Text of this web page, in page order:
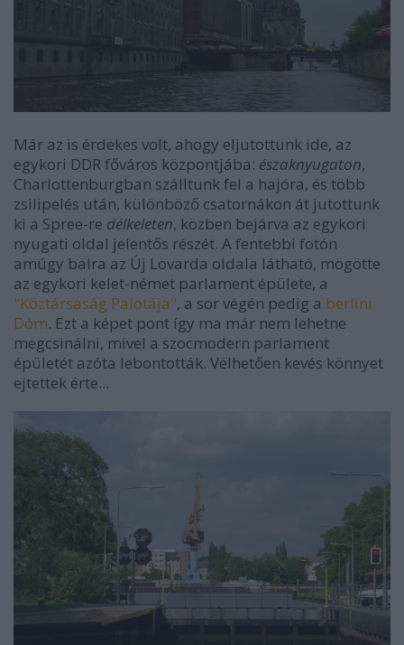
Már az is érdekes volt, ahogy eljutottunk ide, az
egykori DDR főváros központjába: északnyugaton,
Charlottenburgban szálltunk fel a hajóra, és több
zsilipelés után, különböző csatornákon át jutottunk
ki a Spree-re délkeleten, közben bejárva az egykori
nyugati oldal jelentős részét. A fentebbi fotón
amúgy balra az Új Lovarda oldala látható, mögötte
az egykori kelet-német parlament épülete, a
"Köztársaság Palotája", a sor végén pedig a berlini
Dóm. Ezt a képet pont így ma már nem lehetne
megcsinálni, mivel a szocmodern parlament
épületét azóta lebontották. Vélhetően kevés könnyet
ejtettek érte...